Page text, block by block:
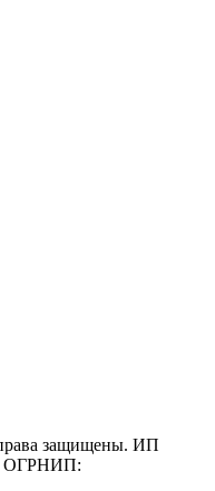
защищены. ИП
ОГРНИП: